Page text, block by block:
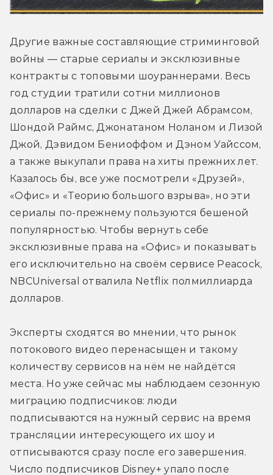
Другие важные составляющие стриминговой
войны — старые сериалы и эксклюзивные
контракты с топовыми шоураннерами. Весь
год студии тратили сотни миллионов
долларов на сделки с Джей Джей Абрамсом,
Шондой Раймс, Джонатаном Ноланом и Лизой
Джой, Дэвидом Бениоффом и Дэном Уайссом,
а также выкупали права на хиты прежних лет.
Казалось бы, все уже посмотрели «Друзей»,
«Офис» и «Теорию большого взрыва», но эти
сериалы по-прежнему пользуются бешеной
популярностью. Чтобы вернуть себе
эксклюзивные права на «Офис» и показывать
его исключительно на своём сервисе Peacock,
NBCUniversal отвалила Netflix полмиллиарда
долларов.
Эксперты сходятся во мнении, что рынок
потокового видео перенасыщен и такому
количеству сервисов на нём не найдётся
места. Но уже сейчас мы наблюдаем сезонную
миграцию подписчиков: люди
подписываются на нужный сервис на время
трансляции интересующего их шоу и
отписываются сразу после его завершения.
Число подписчиков Disney+ упало после